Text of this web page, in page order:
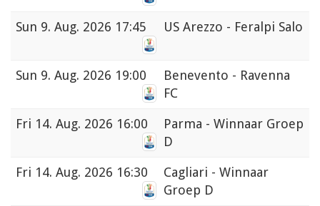
Sun 9. Aug. 2026 17:45 US Arezzo - Feralpi Salo
Sun 9. Aug. 2026 19:00
Benevento - Ravenna
FC
Fri 14. Aug. 2026 16:00
Parma - Winnaar Groep
D
Fri 14. Aug. 2026 16:30
Cagliari - Winnaar
Groep D